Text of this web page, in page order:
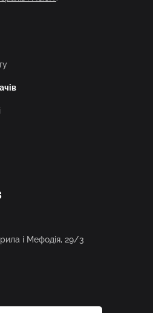
і Мефодія, 29/3